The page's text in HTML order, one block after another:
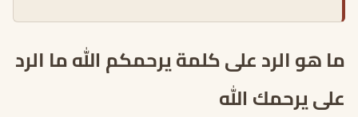
ما هو الرد على كلمة يرحمكم الله ما الرد
على يرحمك الله